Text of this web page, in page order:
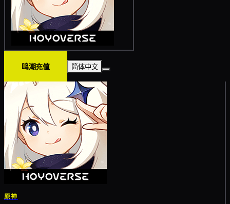
鸣潮充值 简体中文
原神